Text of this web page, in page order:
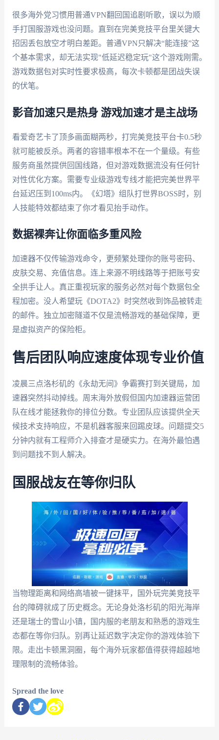
很多海外党习惯用普通VPN翻回国追剧听歌，误以为顺
手打国服游戏也没问题。直到在完美竞技平台里关键大
招因丢包放空才明白差距。普通VPN只解决“能连接”这
个基本需求，却无法实现"低延迟稳定玩"这个游戏刚需。
游戏数据包对实时性要求极高，每次卡顿都是团战失误
的伏笔。
影音加速只是热身 游戏加速才是主战场
看爱奇艺卡了顶多画面糊两秒，打完美竞技平台卡0.5秒
就可能被反杀。两者的容错率根本不在一个量级。有些
服务商虽然提供回国线路，但对游戏数据流没有任何针
对性优化方案。需要专业级游戏专线才能把完美世界平
台延迟压到100ms内。《幻塔》组队打世界BOSS时，别
人技能特效都结束了你才看见抬手动作。
数据裸奔让你面临多重风险
加速器不仅传输游戏命令，更频繁处理你的账号密码、
皮肤交易、充值信息。连上来源不明线路等于把账号安
全拱手让人。真正重视玩家的服务必然对每个数据包全
程加密。没人希望玩《DOTA2》时突然收到饰品被转走
的邮件。独立加密隧道不仅是流畅游戏的基础保障，更
是虚拟资产的保险柜。
售后团队响应速度体现专业价值
凌晨三点洛杉矶的《永劫无间》争霸赛打到关键局，加
速器突然抖动掉线。周末海外放假但国内加速器运营团
队在线才能拯救你的排位分数。专业团队应该提供全天
候技术支持响应，不是机器客服来回踢皮球。问题提交5
分钟内就有工程师介入排查才是硬实力。在海外最怕遇
到问题找不到人解决。
国服战友在等你归队
当物理距离和网络高墙被一键抹平，国外玩完美竞技平
台的障碍就成了历史概念。无论身处洛杉矶的阳光海岸
还是瑞士的雪山小镇，国内服的老朋友和熟悉的游戏生
态都在等你归队。别再让延迟数字决定你的游戏体验下
限。走出卡顿黑洞圈，每个海外玩家都值得获得超越地
理限制的流畅体验。
Spread the love